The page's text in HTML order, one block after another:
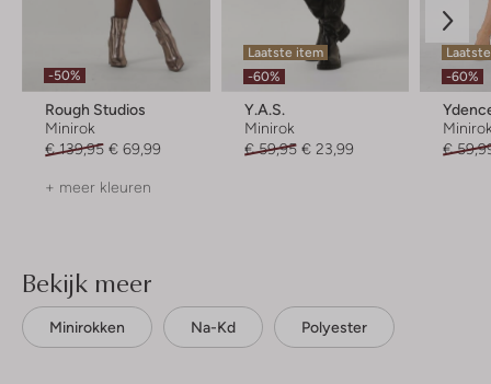
-50%
Rough Studios
Minirok
€ 139,95 € 69,99
+ meer kleuren
Laatste item
-60%
Y.a.s.
Minirok
€ 59,95 € 23,99
-60%
€
Bekijk meer
Minirokken Na-Kd Polyester